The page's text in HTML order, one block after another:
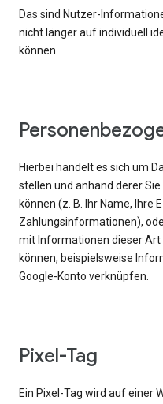
Das sind Nutzer-
nicht länger auf individuell
können.
Hierbei handelt es sich um
stellen und anhand derer
können (z. B. Ihr Name, Ihre
Zahlungsinformationen),
mit Informationen dieser
können, beispielsweise
Google-Konto verknüpfen.
Pixel-Tag
Ein Pixel-Tag wird auf einer